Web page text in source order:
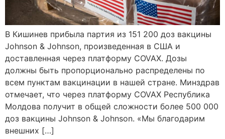
В Кишинев прибыла партия из 151 200 доз вакцины
Johnson & Johnson, произведенная в США и
доставленная через платформу COVAX. Дозы
должны быть пропорционально распределены по
всем пунктам вакцинации в нашей стране. Минздрав
отмечает, что через платформу COVAX Республика
Молдова получит в общей сложности более 500 000
доз вакцины Johnson & Johnson. «Мы благодарим
внешних […]